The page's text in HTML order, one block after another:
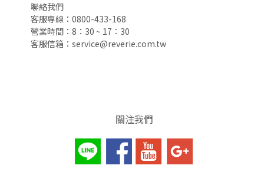
聯絡我們
客服專線：0800-433-168
營業時間：8：30 ~ 17：30
客服信箱：service@reverie.com.tw
關注我們